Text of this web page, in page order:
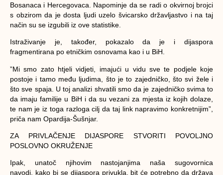
Bosanaca i Hercegovaca. Napominje da se radi o okvirnoj brojci
s obzirom da je dosta ljudi uzelo švicarsko državljastvo i na taj
način su se izgubili iz ove statistike.
Istraživanje je, također, pokazalo da je i dijaspora
fragmentirana po etničkim osnovama kao i u BiH.
”Mi smo zato htjeli vidjeti, imajući u vidu sve te podjele koje
postoje i tamo među ljudima, što je to zajedničko, što svi žele i
što sve spaja. U toj analizi shvatili smo da je zajedničko svima to
da imaju familije u BiH i da su vezani za mjesta iz kojih dolaze,
te nam je iz toga razloga cilj da taj link napravimo konkretnijim”,
priča nam Opardija-Šušnjar.
ZA PRIVLAČENJE DIJASPORE STVORITI POVOLJNO
POSLOVNO OKRUŽENJE
Ipak, unatoč njihovim nastojanjima naša sugovornica
navodi, kako bi se dijaspora privukla, bit će potrebno da država